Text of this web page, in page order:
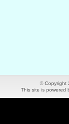
© Copyright
This site is powered